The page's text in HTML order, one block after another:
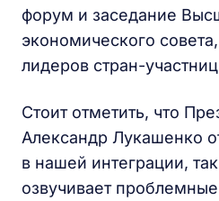
форум и заседание
экономического
лидеров стран-
Стоит отметить, что
Александр Лукашенко
в нашей интеграции,
озвучивает